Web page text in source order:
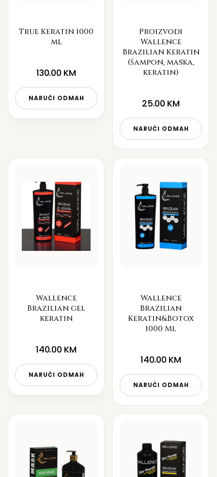
True Keratin 1000
ml
130.00 KM
NARUČI ODMAH
Proizvodi
Wallence
Brazilian Keratin
(šampon, maska,
keratin)
25.00 KM
NARUČI ODMAH
Wallence
Brazilian gel
keratin
140.00 KM
NARUČI ODMAH
Wallence
Brazilian
Keratin&Botox
1000 Ml
140.00 KM
NARUČI ODMAH